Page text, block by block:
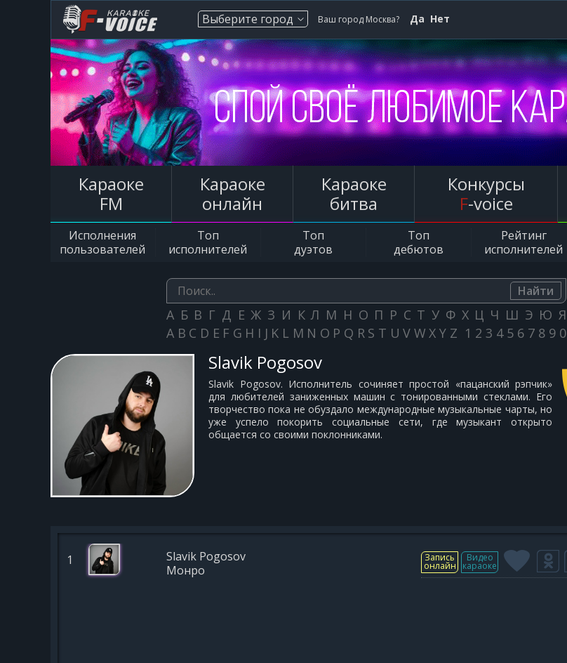
Выберите город Ваш город Москва? Да Нет
Караоке
FM
Караоке
онлайн
Караоке
битва
Конкурсы
F-voice
Исполнения
пользователей
Топ
исполнителей
Топ
дуэтов
Топ
дебютов
Рейтинг
исполнителей
Найти
А Б В Г Д Е Ж З И К Л М Н О П Р С Т У Ф Х Ц Ч Ш Э Ю Я
A B C D E F G H I J K L M N O P Q R S T U V W X Y Z 1 2 3 4 5 6 7 8 9 0
Slavik Pogosov
Slavik Pogosov. Исполнитель сочиняет простой «пацанский рэпчик»
для любителей заниженных машин с тонированными стеклами. Его
творчество пока не обуздало международные музыкальные чарты, но
уже успело покорить социальные сети, где музыкант открыто
общается со своими поклонниками.
1
Slavik Pogosov
Монро